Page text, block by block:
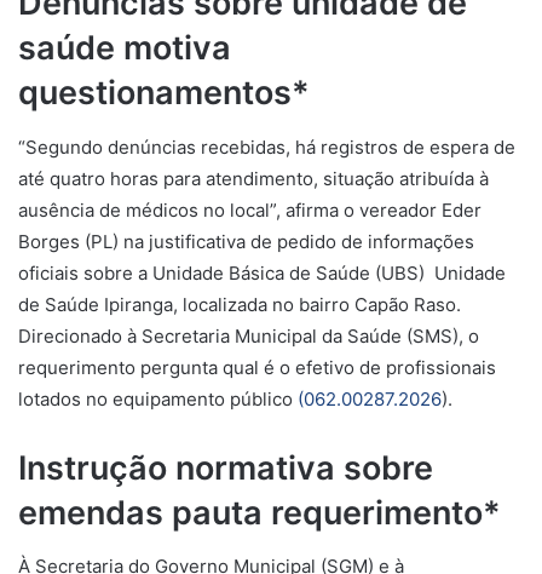
saúde motiva
questionamentos*
“Segundo denúncias recebidas, há registros de espera de
até quatro horas para atendimento, situação atribuída à
ausência de médicos no local”, afirma o vereador Eder
Borges (PL) na justificativa de pedido de informações
oficiais sobre a Unidade Básica de Saúde (UBS) Unidade
de Saúde Ipiranga, localizada no bairro Capão Raso.
Direcionado à Secretaria Municipal da Saúde (SMS), o
requerimento pergunta qual é o efetivo de profissionais
lotados no equipamento público (062.00287.2026).
Instrução normativa sobre
emendas pauta requerimento*
À Secretaria do Governo Municipal (SGM) e à